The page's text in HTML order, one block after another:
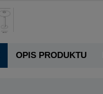
OPIS PRODUKTU